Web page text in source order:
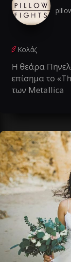
Κολάζ
Η θεάρα
επίσημα το
των Metallica